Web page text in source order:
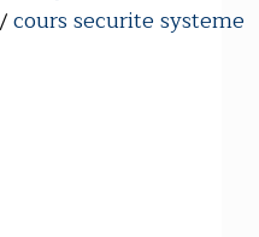
/cours securite systeme